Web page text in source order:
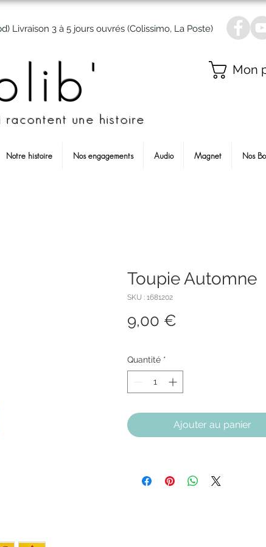
Livraison 3 à 5 jours ouvrés (Colissimo, La Poste)
racontent une histoire
Mon
Notre histoire Nos engagements Audio Magnet Nos
Toupie Automne
SKU : 1681202
9,00 €
Quantité *
Ajouter au panier